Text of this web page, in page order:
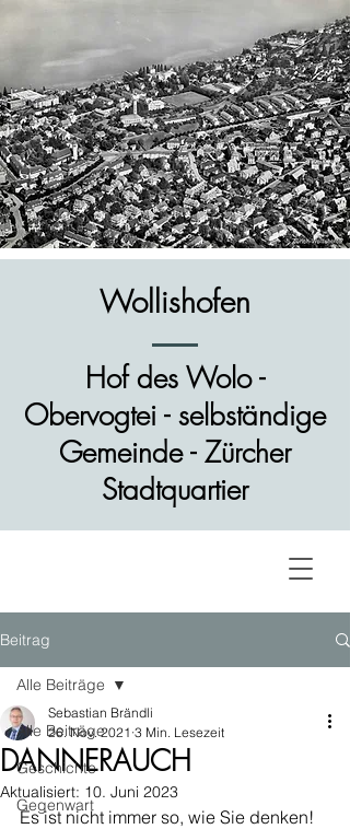
Wollishofen
Hof des Wolo -
Obervogtei - selbständige
Gemeinde - Zürcher
Stadtquartier
Beitrag
Alle Beiträge
Geschichte
Gegenwart
Alle Beiträge
DANNERAUCH
Sebastian Brändli
26. Nov. 2021 3 Min. Lesezeit
Aktualisiert: 10. Juni 2023
Es ist nicht immer so, wie Sie denken!